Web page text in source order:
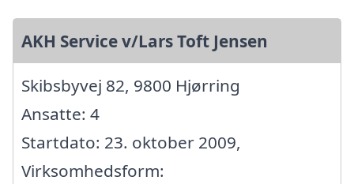
AKH Service v/Lars Toft Jensen
Skibsbyvej 82, 9800 Hjørring
Ansatte: 4
Startdato: 23. oktober 2009,
Virksomhedsform: